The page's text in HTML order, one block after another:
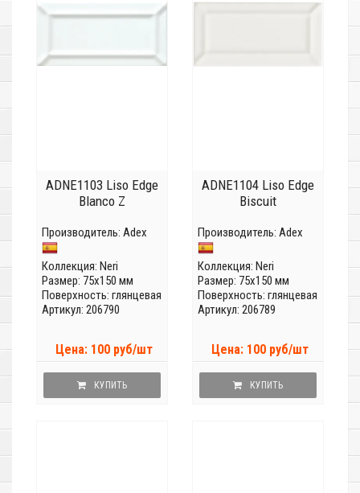
ADNE1103 Liso Edge
Blanco Z
Производитель: Adex
Коллекция: Neri
Размер: 75x150 мм
Поверхность: глянцевая
Артикул: 206790
Цена: 100 руб/шт
КУПИТЬ
ADNE1104 Liso Edge
Biscuit
Производитель: Adex
Коллекция: Neri
Размер: 75x150 мм
Поверхность: глянцевая
Артикул: 206789
Цена: 100 руб/шт
КУПИТЬ